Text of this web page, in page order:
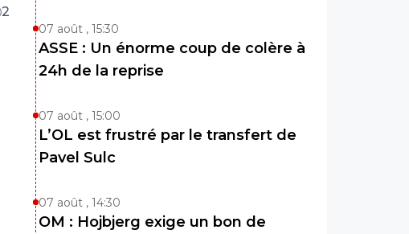
2
07 août , 15:30
ASSE : Un énorme coup de colère à
24h de la reprise
07 août , 15:00
L’OL est frustré par le transfert de
Pavel Sulc
07 août , 14:30
OM : Hojbjerg exige un bon de